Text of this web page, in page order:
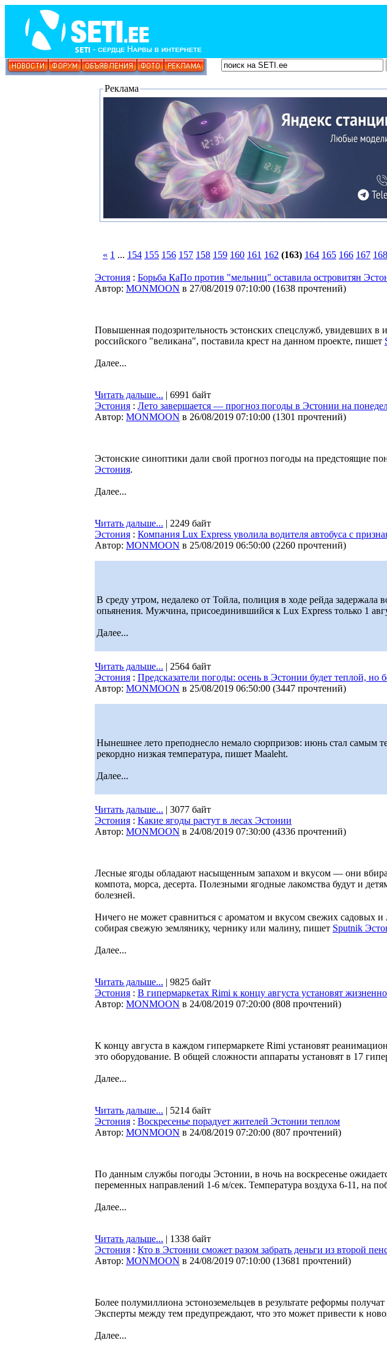
Реклама
« 1 ... 154 155 156 157 158 159 160 161 162 (163) 164 165 166 167 168
Эстония : Борьба КаПо против "мельниц" оставила островитян
Автор: MONMOON в 27/08/2019 07:10:00 (1638 прочтений)
Повышенная подозрительность эстонских спецслужб, увидевших в
российского "великана", поставила крест на данном проекте, пишет
Далее...
Читать дальше... | 6991 байт
Эстония : Лето завершается — прогноз погоды в Эстонии на
Автор: MONMOON в 26/08/2019 07:10:00 (1301 прочтений)
Эстонские синоптики дали свой прогноз погоды на предстоящие
Эстония.
Далее...
Читать дальше... | 2249 байт
Эстония : Компания Lux Express уволила водителя автобуса с
Автор: MONMOON в 25/08/2019 06:50:00 (2260 прочтений)
В среду утром, недалеко от Тойла, полиция в ходе рейда задержала
опьянения. Мужчина, присоединившийся к Lux Express только 1
Далее...
Читать дальше... | 2564 байт
Эстония : Предсказатели погоды: осень в Эстонии будет теплой, но
Автор: MONMOON в 25/08/2019 06:50:00 (3447 прочтений)
Нынешнее лето преподнесло немало сюрпризов: июнь стал самым
рекордно низкая температура, пишет Maaleht.
Далее...
Читать дальше... | 3077 байт
Эстония : Какие ягоды растут в лесах Эстонии
Автор: MONMOON в 24/08/2019 07:30:00 (4336 прочтений)
Лесные ягоды обладают насыщенным запахом и вкусом — они
компота, морса, десерта. Полезными ягодные лакомства будут и
болезней.
Ничего не может сравниться с ароматом и вкусом свежих садовых
собирая свежую землянику, чернику или малину, пишет Sputnik
Далее...
Читать дальше... | 9825 байт
Эстония : В гипермаркетах Rimi к концу августа установят
Автор: MONMOON в 24/08/2019 07:20:00 (808 прочтений)
К концу августа в каждом гипермаркете Rimi установят
это оборудование. В общей сложности аппараты установят в 17
Далее...
Читать дальше... | 5214 байт
Эстония : Воскресенье порадует жителей Эстонии теплом
Автор: MONMOON в 24/08/2019 07:20:00 (807 прочтений)
По данным службы погоды Эстонии, в ночь на воскресенье
переменных направлений 1-6 м/сек. Температура воздуха 6-11, на
Далее...
Читать дальше... | 1338 байт
Эстония : Кто в Эстонии сможет разом забрать деньги из второй
Автор: MONMOON в 24/08/2019 07:10:00 (13681 прочтений)
Более полумиллиона эстоноземельцев в результате реформы
Эксперты между тем предупреждают, что это может привести к
Далее...